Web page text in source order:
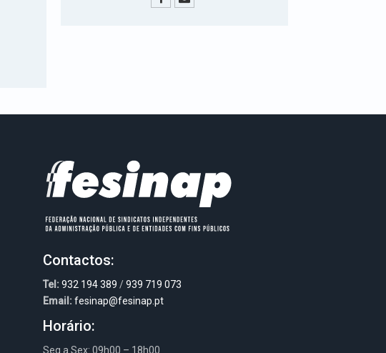
Contactos:
Tel: 932 194 389 /939 719 073
Email: fesinap@fesinap.pt
Horário:
Seg a Sex: 09h00 – 18h00